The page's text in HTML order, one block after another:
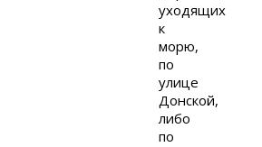
уходящих
к
морю,
по
улице
Донской,
либо
по